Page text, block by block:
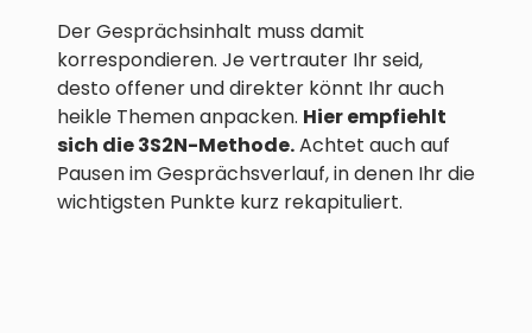
Der Gesprächsinhalt muss damit
korrespondieren. Je vertrauter Ihr seid,
desto offener und direkter könnt Ihr auch
heikle Themen anpacken. Hier empfiehlt
sich die 3S2N-Methode.Achtet auch auf
Pausen im Gesprächsverlauf, in denen Ihr die
wichtigsten Punkte kurz rekapituliert.